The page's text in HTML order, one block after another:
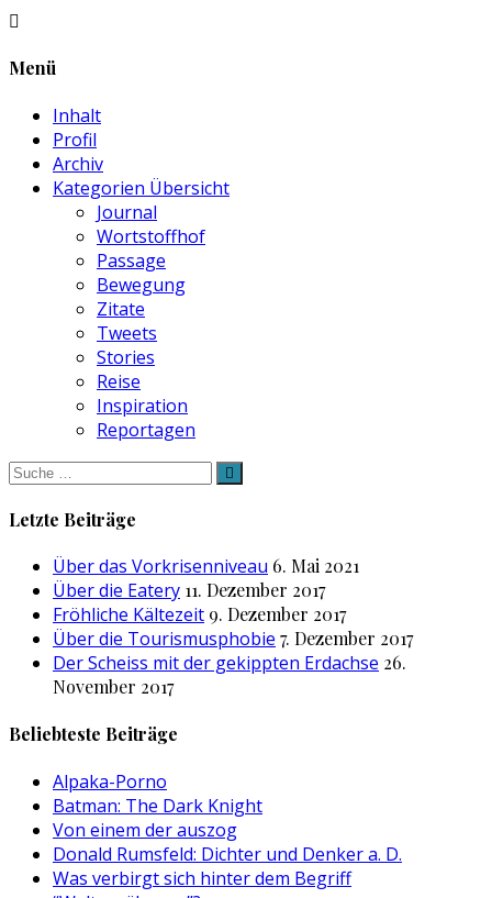
Menü
Inhalt
Profil
Archiv
Kategorien Übersicht
Journal
Wortstoffhof
Passage
Bewegung
Zitate
Tweets
Stories
Reise
Inspiration
Reportagen
Suche
nach:
Letzte Beiträge
Über das Vorkrisenniveau 6. Mai 2021
Über die Eatery 11. Dezember 2017
Fröhliche Kältezeit 9. Dezember 2017
Über die Tourismusphobie 7. Dezember 2017
Der Scheiss mit der gekippten Erdachse 26.
November 2017
Beliebteste Beiträge
Alpaka-Porno
Batman: The Dark Knight
Von einem der auszog
Donald Rumsfeld: Dichter und Denker a. D.
Was verbirgt sich hinter dem Begriff